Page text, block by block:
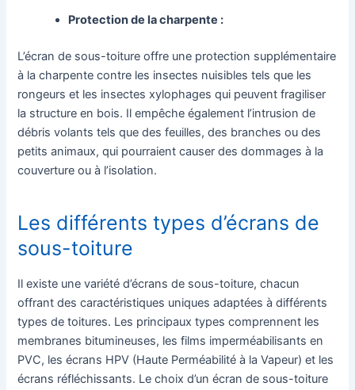
Protection de la charpente :
L’écran de sous-toiture offre une protection supplémentaire
à la charpente contre les insectes nuisibles tels que les
rongeurs et les insectes xylophages qui peuvent fragiliser
la structure en bois. Il empêche également l’intrusion de
débris volants tels que des feuilles, des branches ou des
petits animaux, qui pourraient causer des dommages à la
couverture ou à l’isolation.
Les différents types d’écrans de
sous-toiture
Il existe une variété d’écrans de sous-toiture, chacun
offrant des caractéristiques uniques adaptées à différents
types de toitures. Les principaux types comprennent les
membranes bitumineuses, les films imperméabilisants en
PVC, les écrans HPV (Haute Perméabilité à la Vapeur) et les
écrans réfléchissants. Le choix d’un écran de sous-toiture